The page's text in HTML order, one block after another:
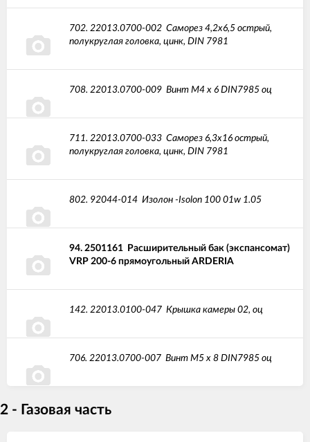
702. 22013.0700-002 Саморез 4,2х6,5 острый,
полукруглая головка, цинк, DIN 7981
708. 22013.0700-009 Винт М4 х 6 DIN7985 оц
711. 22013.0700-033 Саморез 6,3х16 острый,
полукруглая головка, цинк, DIN 7981
802. 92044-014 Изолон -Isolon 100 01w 1.05
94. 2501161 Расширительный бак (экспансомат)
VRP 200-6 прямоугольный ARDERIA
142. 22013.0100-047 Крышка камеры 02, оц
706. 22013.0700-007 Винт М5 х 8 DIN7985 оц
2 - Газовая часть